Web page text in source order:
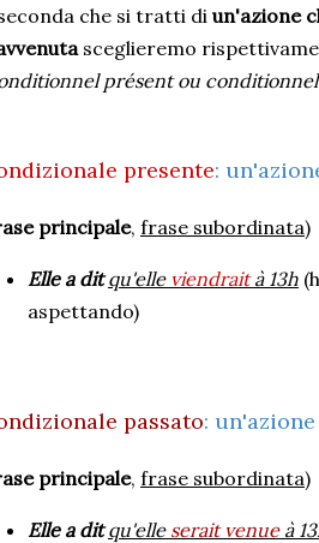
che si tratti di un'azione
sceglieremo
présent ou conditionnel
presente:
principale, frase subordinata)
Elle a dit qu'elle viendraità 13h
aspettando)
passato:
principale, frase subordinata)
Elle a dit qu'elle serait venue à